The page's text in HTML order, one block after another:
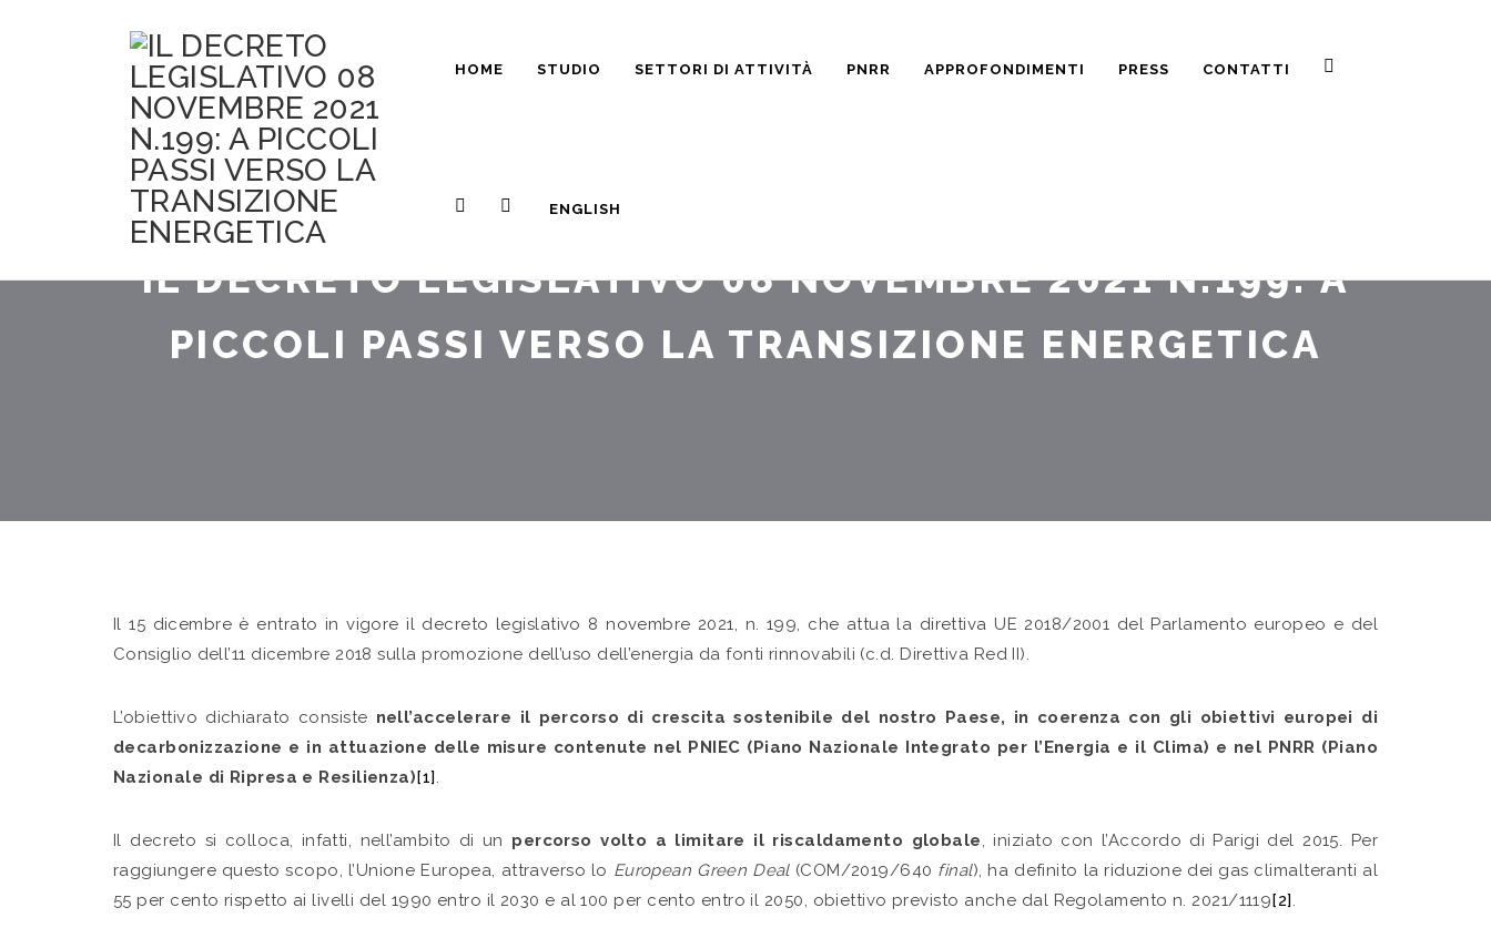
HOME STUDIO SETTORI DI ATTIVITÀ PNRR APPROFONDIMENTI PRESS CONTATTI
ENGLISH
IL DECRETO LEGISLATIVO 08 NOVEMBRE 2021 N.199: A
PICCOLI PASSI VERSO LA TRANSIZIONE ENERGETICA
Il 15 dicembre è entrato in vigore il decreto legislativo 8 novembre 2021, n. 199, che attua la direttiva UE 2018/2001 del Parlamento europeo e del
Consiglio dell’11 dicembre 2018 sulla promozione dell’uso dell’energia da fonti rinnovabili (c.d. Direttiva Red II).
L’obiettivo dichiarato consiste nell’accelerare il percorso di crescita sostenibile del nostro Paese, in coerenza con gli obiettivi europei di
decarbonizzazione e in attuazione delle misure contenute nel PNIEC (Piano Nazionale Integrato per l’Energia e il Clima) e nel PNRR (Piano
Nazionale di Ripresa e Resilienza)[1].
Il decreto si colloca, infatti, nell’ambito di un percorso volto a limitare il riscaldamento globale, iniziato con l’Accordo di Parigi del 2015. Per
raggiungere questo scopo, l’Unione Europea, attraverso lo European Green Deal (COM/2019/640 final), ha definito la riduzione dei gas climalteranti al
55 per cento rispetto ai livelli del 1990 entro il 2030 e al 100 per cento entro il 2050, obiettivo previsto anche dal Regolamento n. 2021/1119[2].